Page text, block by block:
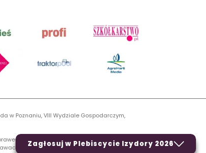
Zagłosuj w Plebiscycie Izydory 2026
w Poznaniu, VIII Wydziale Gospodarczym,
autorskim, kopiowanie i dalsze
pokrewnych.